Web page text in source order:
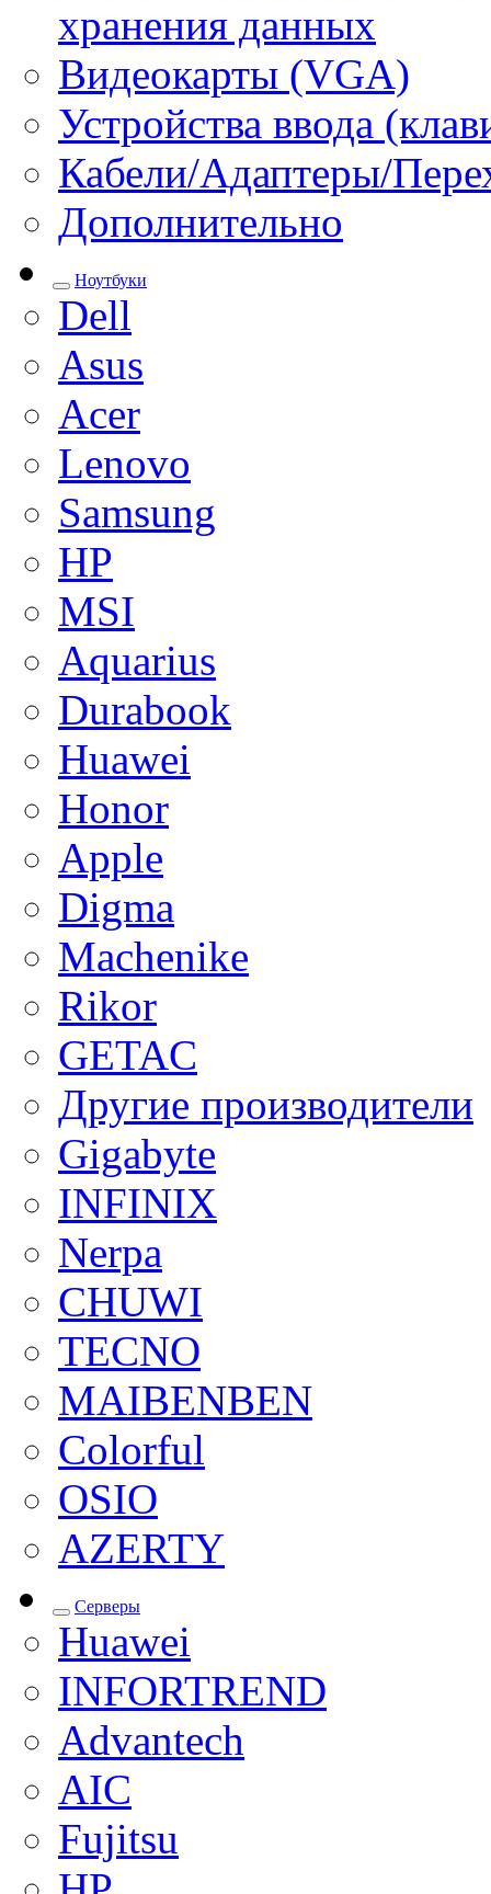
хранения данных
Видеокарты (VGA)
Устройства ввода
Кабели/Адаптеры/
Дополнительно
Ноутбуки
Dell
Asus
Acer
Lenovo
Samsung
HP
MSI
Aquarius
Durabook
Huawei
Honor
Apple
Digma
Machenike
Rikor
GETAC
Другие производители
Gigabyte
INFINIX
Nerpa
CHUWI
TECNO
MAIBENBEN
Colorful
OSIO
AZERTY
Серверы
Huawei
INFORTREND
Advantech
AIC
Fujitsu